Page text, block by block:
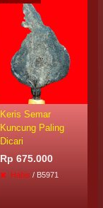
Keris Semar
Kuncung Paling
Dicari
Rp 675.000
Habis / B5971